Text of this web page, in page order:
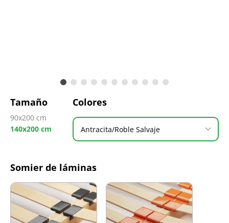
Tamaño
90x200 cm
140x200 cm
Colores
Antracita/Roble Salvaje
Somier de láminas